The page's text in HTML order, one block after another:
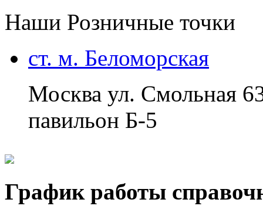
Наши Розничные точки
ст. м. Беломорская
Москва ул. Смольная
павильон Б-5
График работы